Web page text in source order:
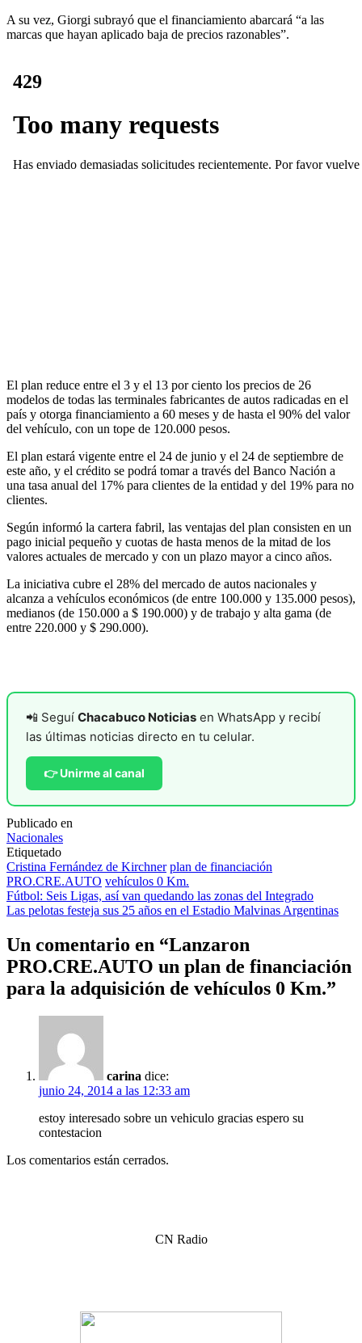
A su vez, Giorgi subrayó que el financiamiento abarcará “a las
marcas que hayan aplicado baja de precios razonables”.
El plan reduce entre el 3 y el 13 por ciento los precios de 26
modelos de todas las terminales fabricantes de autos radicadas en el
país y otorga financiamiento a 60 meses y de hasta el 90% del valor
del vehículo, con un tope de 120.000 pesos.
El plan estará vigente entre el 24 de junio y el 24 de septiembre de
este año, y el crédito se podrá tomar a través del Banco Nación a
una tasa anual del 17% para clientes de la entidad y del 19% para no
clientes.
Según informó la cartera fabril, las ventajas del plan consisten en un
pago inicial pequeño y cuotas de hasta menos de la mitad de los
valores actuales de mercado y con un plazo mayor a cinco años.
La iniciativa cubre el 28% del mercado de autos nacionales y
alcanza a vehículos económicos (de entre 100.000 y 135.000 pesos),
medianos (de 150.000 a $ 190.000) y de trabajo y alta gama (de
entre 220.000 y $ 290.000).
📲 Seguí Chacabuco Noticias en WhatsApp y recibí
las últimas noticias directo en tu celular.
👉 Unirme al canal
Publicado en
Nacionales
Etiquetado
Cristina Fernández de Kirchner plan de financiación
PRO.CRE.AUTO vehículos 0 Km.
Navegación
de
entradas
Fútbol: Seis Ligas, así van quedando las zonas del Integrado
Las pelotas festeja sus 25 años en el Estadio Malvinas Argentinas
Un comentario en “Lanzaron
PRO.CRE.AUTO un plan de financiación
para la adquisición de vehículos 0 Km.”
carina dice:
junio 24, 2014 a las 12:33 am
estoy interesado sobre un vehiculo gracias espero su
contestacion
Los comentarios están cerrados.
CN Radio